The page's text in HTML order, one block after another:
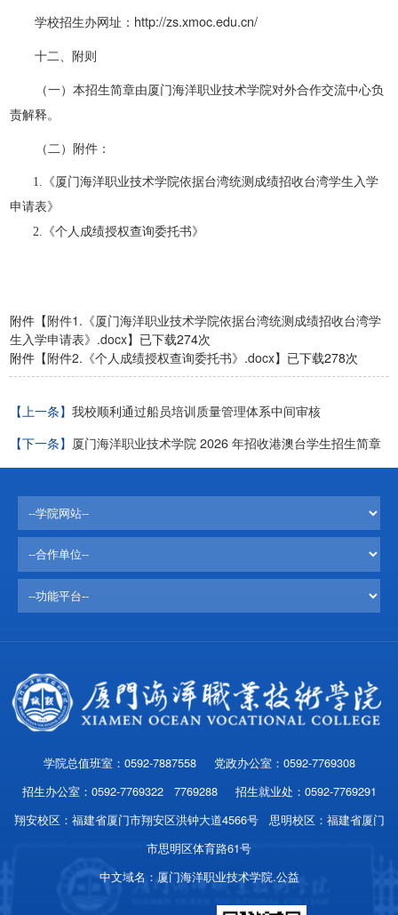
学校招生办网址： http://zs.xmoc.edu.cn/
十二、附则
（一）本招生简章由厦门海洋职业技术学院对外合作交流中心负
责解释。
（二）附件：
申请表》
2.《个人成绩授权查询委托书》
附件【附件1.《厦门海洋职业技术学院依据台湾统测成绩招收台湾学
生入学申请表》.docx】已下载274次
附件【附件2.《个人成绩授权查询委托书》.docx】已下载278次
【上一条】我校顺利通过船员培训质量管理体系中间审核
【下一条】 厦门海洋职业技术学院 2026 年招收港澳台学生招生简章
学院总值班室：0592-7887558 党政办公室：0592-7769308
招生办公室：0592-7769322 7769288 招生就业处：0592-7769291
翔安校区：福建省厦门市翔安区洪钟大道4566号 思明校区：福建省厦门
市思明区体育路61号
中文域名：厦门海洋职业技术学院.公益